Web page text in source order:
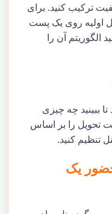
ترکیب کنید. برای
اولیه روی یک پست
الگوریتم آن را
ببینید چه چیزی
تحویل را بر اساس
تنظیم کنید.
یک